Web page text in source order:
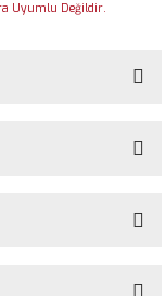
Uyumlu Değildir.